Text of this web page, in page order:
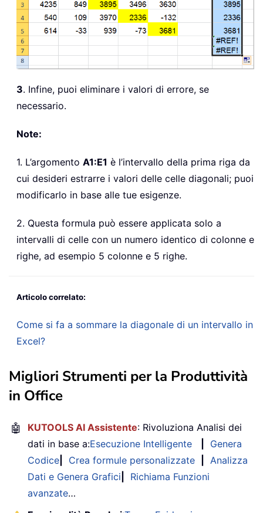
3. Infine, puoi eliminare i valori di errore, se
necessario.
Note:
1. L’argomento A1:E1 è l’intervallo della prima riga da
cui desideri estrarre i valori delle celle diagonali; puoi
modificarlo in base alle tue esigenze.
2. Questa formula può essere applicata solo a
intervalli di celle con un numero identico di colonne e
righe, ad esempio 5 colonne e 5 righe.
Articolo correlato:
Come si fa a sommare la diagonale di un intervallo in
Excel?
Migliori Strumenti per la Produttività
in Office
🤖 KUTOOLS AI Assistente: Rivoluziona Analisi dei
dati in base a:Esecuzione Intelligente
Genera
Codice
Crea formule personalizzate
Analizza
Dati e Genera Grafici
Richiama Funzioni
avanzate…